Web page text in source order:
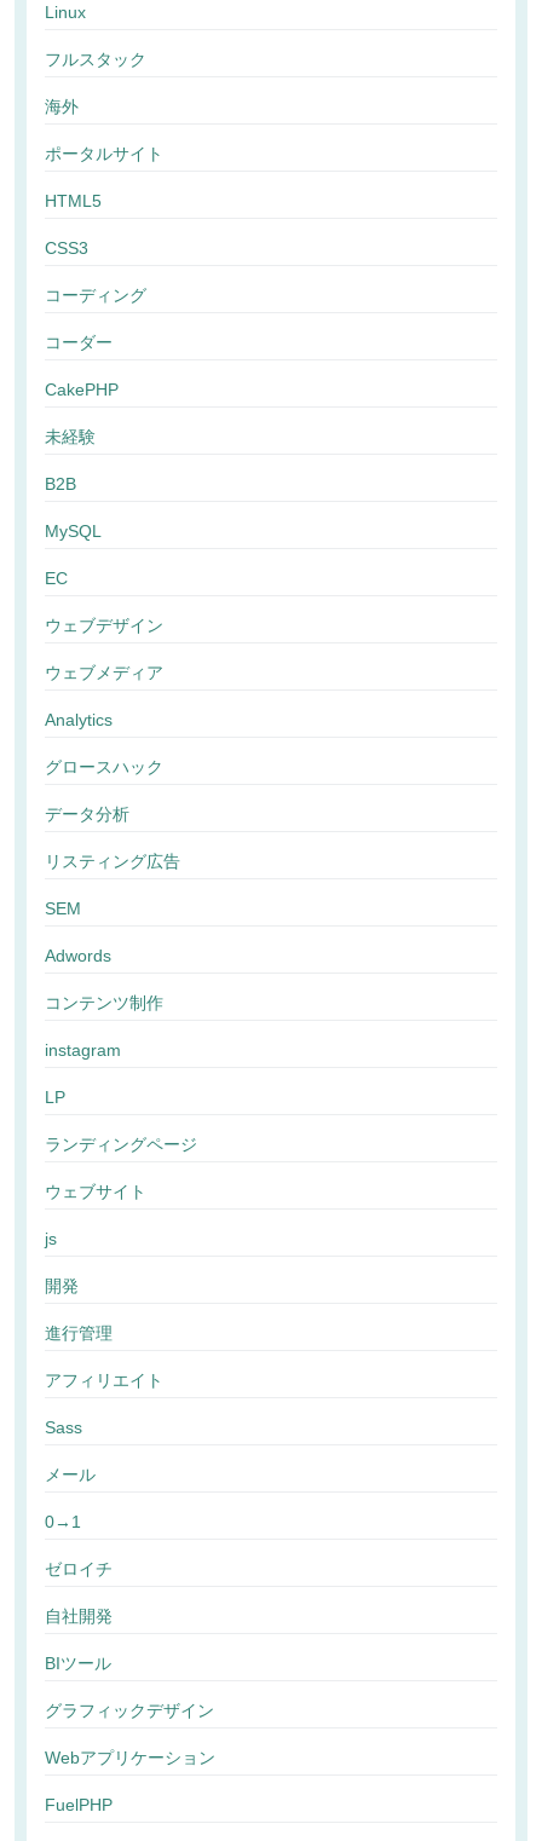
Linux
フルスタック
海外
ポータルサイト
HTML5
CSS3
コーディング
コーダー
CakePHP
未経験
B2B
MySQL
EC
ウェブデザイン
ウェブメディア
Analytics
グロースハック
データ分析
リスティング広告
SEM
Adwords
コンテンツ制作
instagram
LP
ランディングページ
ウェブサイト
js
開発
進行管理
アフィリエイト
Sass
メール
0→1
ゼロイチ
自社開発
BIツール
グラフィックデザイン
Webアプリケーション
FuelPHP